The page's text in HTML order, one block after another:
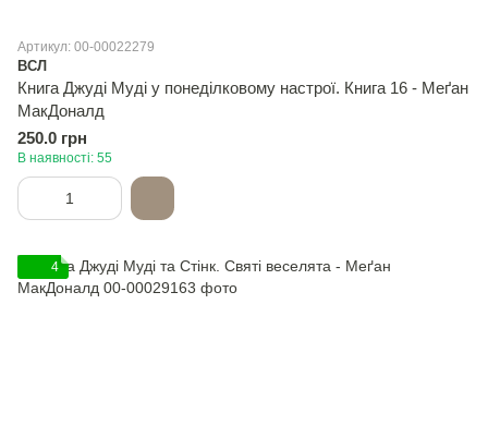
Артикул: 00-00022279
ВСЛ
Книга Джуді Муді у понеділковому настрої. Книга 16 - Меґан
МакДоналд
250.0 грн
В наявності: 55
4